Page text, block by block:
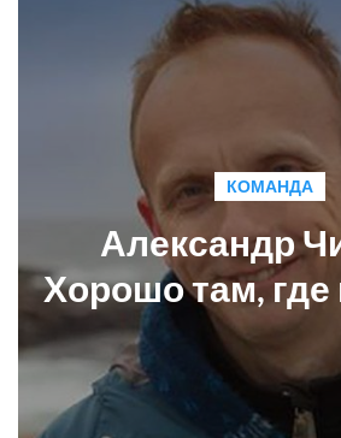
КОМАНДА
Александр
Хорошо там,